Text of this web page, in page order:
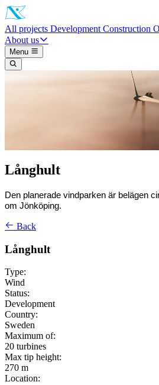
All projects Development Construction
About us
Menu
Långhult
Den planerade vindparken är belägen
om Jönköping.
Back
Långhult
Type:
Wind
Status:
Development
Country:
Sweden
Maximum of:
20 turbines
Max tip height:
270 m
Location: